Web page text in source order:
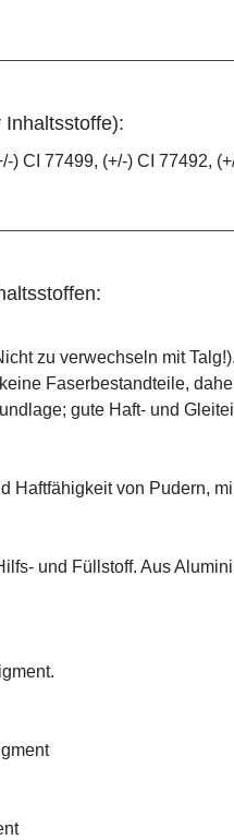
CI 77499, (+/-) CI 77492,
zu verwechseln mit
Faserbestandteile,
gute Haft- und
Haftfähigkeit von Pudern,
und Füllstoff. Aus